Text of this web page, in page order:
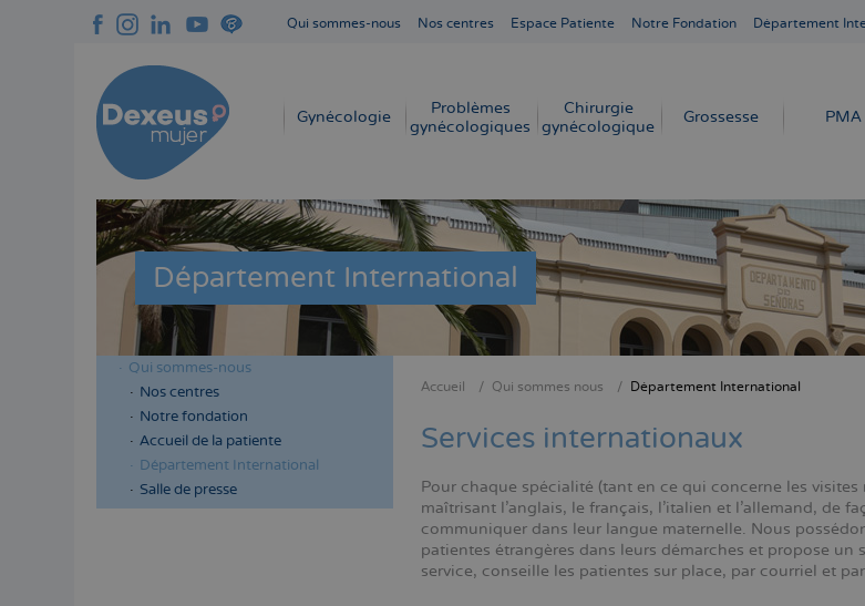
Qui sommes-nous Nos centres Espace Patiente Notre Fondation Département
Navegación
Gynécologie
Problèmes
gynécologiques
Chirurgie
gynécologique
Grossesse PMA
Département International
Menú
lateral
cabecera
Qui sommes-nous
Nos centres
Notre fondation
Accueil de la patiente
Département International
Salle de presse
d'Ariane
Accueil Qui sommes nous Département International
Services internationaux
Pour chaque spécialité (tant en ce qui concerne les
maîtrisant l’anglais, le français, l’italien et l’allemand, de
communiquer dans leur langue maternelle. Nous
patientes étrangères dans leurs démarches et propose
service, conseille les patientes sur place, par courriel et